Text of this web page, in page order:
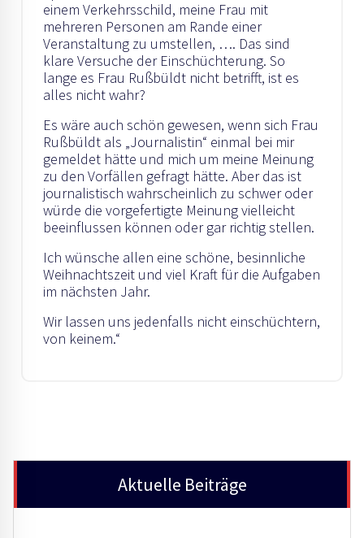
einem Verkehrsschild, meine Frau mit
mehreren Personen am Rande einer
Veranstaltung zu umstellen, …. Das sind
klare Versuche der Einschüchterung. So
lange es Frau Rußbüldt nicht betrifft, ist es
alles nicht wahr?
Es wäre auch schön gewesen, wenn sich Frau
Rußbüldt als „Journalistin“ einmal bei mir
gemeldet hätte und mich um meine Meinung
zu den Vorfällen gefragt hätte. Aber das ist
journalistisch wahrscheinlich zu schwer oder
würde die vorgefertigte Meinung vielleicht
beeinflussen können oder gar richtig stellen.
Ich wünsche allen eine schöne, besinnliche
Weihnachtszeit und viel Kraft für die Aufgaben
im nächsten Jahr.
Wir lassen uns jedenfalls nicht einschüchtern,
von keinem.“
Aktuelle Beiträge